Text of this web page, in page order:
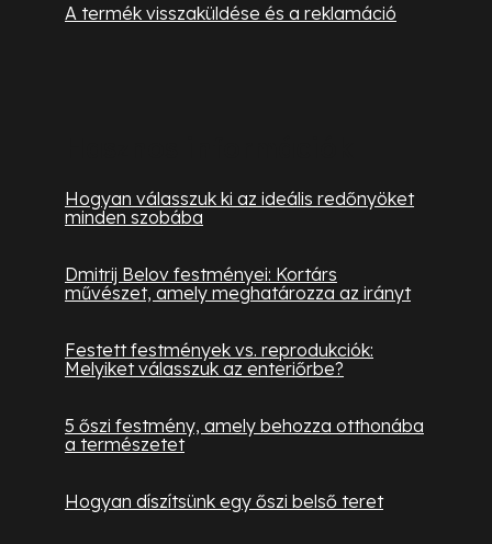
A termék visszaküldése és a reklamáció
Hogyan válasszuk ki az ideális redőnyöket
minden szobába
Dmitrij Belov festményei: Kortárs
művészet, amely meghatározza az irányt
Festett festmények vs. reprodukciók:
Melyiket válasszuk az enteriőrbe?
5 őszi festmény, amely behozza otthonába
a természetet
Hogyan díszítsünk egy őszi belső teret